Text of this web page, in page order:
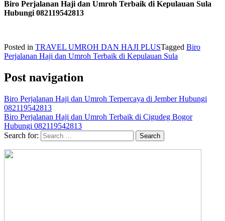
Biro Perjalanan Haji dan Umroh Terbaik di Kepulauan Sula
Hubungi 082119542813
Posted in TRAVEL UMROH DAN HAJI PLUSTagged Biro
Perjalanan Haji dan Umroh Terbaik di Kepulauan Sula
Post navigation
Biro Perjalanan Haji dan Umroh Terpercaya di Jember Hubungi
082119542813
Biro Perjalanan Haji dan Umroh Terbaik di Cigudeg Bogor
Hubungi 082119542813
Search for: